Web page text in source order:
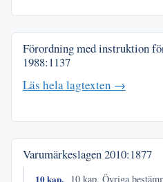
Förordning med instruktion
1988:1137
Läs hela lagtexten →
Varumärkeslagen2010:1877
10 kap. 10 kap. Övriga